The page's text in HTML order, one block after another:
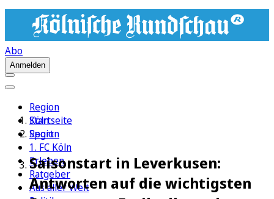
Abo
Anmelden
Region
Köln
Sport
1. FC Köln
Erleben
Ratgeber
Aus aller Welt
Startseite
Region
Saisonstart in Leverkusen:
Antworten auf die wichtigsten